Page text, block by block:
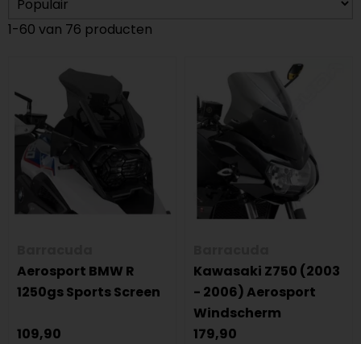
1-60 van 76 producten
Aerosport BMW R
1250gs Sports Screen
109,90
Kawasaki Z750 (2003
- 2006) Aerosport
Windscherm
179,90